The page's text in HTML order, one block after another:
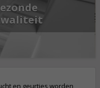
en geurtjes worden